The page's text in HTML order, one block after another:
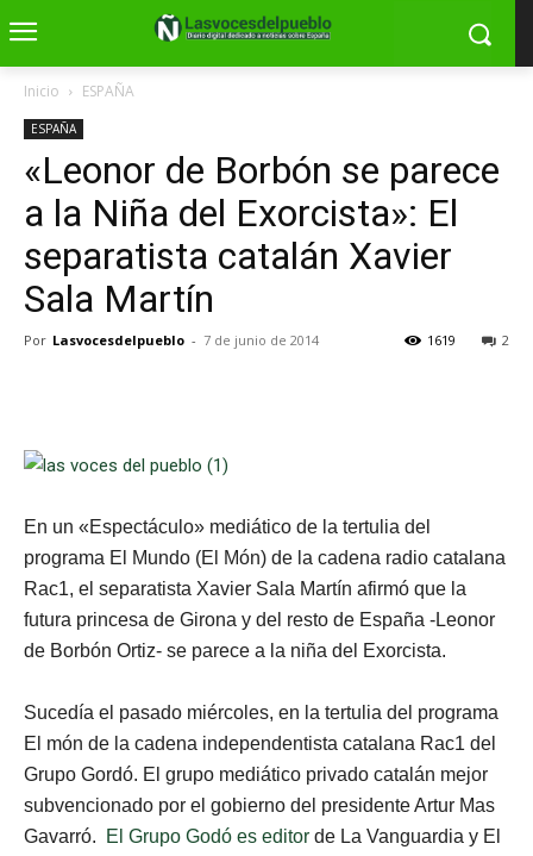
Inicio ESPAÑA
ESPAÑA
«Leonor de Borbón se parece
a la Niña del Exorcista»: El
separatista catalán Xavier
Sala Martín
Por Lasvocesdelpueblo - 7 de junio de 2014 2
1619
En un «Espectáculo» mediático de la tertulia del
programa El Mundo (El Món) de la cadena radio catalana
Rac1, el separatista Xavier Sala Martín afirmó que la
futura princesa de Girona y del resto de España -Leonor
de Borbón Ortiz- se parece a la niña del Exorcista.
Sucedía el pasado miércoles, en la tertulia del programa
El món de la cadena independentista catalana Rac1 del
Grupo Gordó. El grupo mediático privado catalán mejor
subvencionado por el gobierno del presidente Artur Mas
Gavarró.
El Grupo Godó es editor de La Vanguardia y El